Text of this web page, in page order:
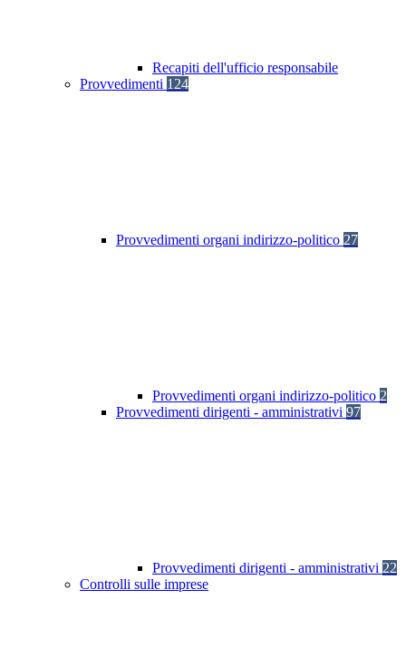
Recapiti dell'ufficio responsabile
Provvedimenti 124
Provvedimenti organi indirizzo-politico 27
Provvedimenti organi indirizzo-politico 2
Provvedimenti dirigenti - amministrativi 97
Provvedimenti dirigenti - amministrativi 22
Controlli sulle imprese